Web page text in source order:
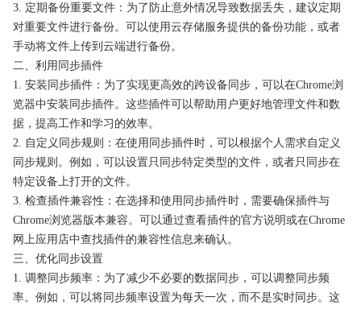
3. 定期备份重要文件：为了防止意外情况导致数据丢失，建议定期
对重要文件进行备份。可以使用云存储服务提供的备份功能，或者
手动将文件上传到云端进行备份。
二、利用同步插件
1. 安装同步插件：为了实现更高效的跨设备同步，可以在Chrome浏
览器中安装同步插件。这些插件可以帮助用户更好地管理文件和数
据，提高工作和学习的效率。
2. 自定义同步规则：在使用同步插件时，可以根据个人需求自定义
同步规则。例如，可以设置只同步特定类型的文件，或者只同步在
特定设备上打开的文件。
3. 检查插件兼容性：在选择和使用同步插件时，需要确保插件与
Chrome浏览器版本兼容。可以通过查看插件的官方说明或在Chrome
网上应用店中查找插件的兼容性信息来确认。
三、优化同步设置
1. 调整同步频率：为了减少不必要的数据同步，可以调整同步频
率。例如，可以将同步频率设置为每天一次，而不是实时同步。这